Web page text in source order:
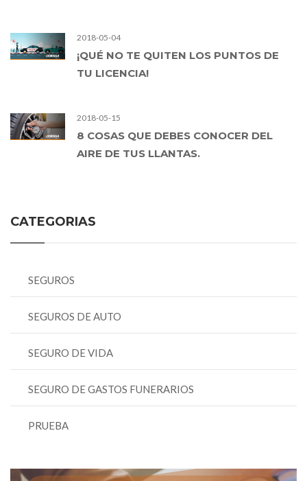
2018-05-04
¡QUÉ NO TE QUITEN LOS PUNTOS DE
TU LICENCIA!
2018-05-15
8 COSAS QUE DEBES CONOCER DEL
AIRE DE TUS LLANTAS.
CATEGORIAS
SEGUROS
SEGUROS DE AUTO
SEGURO DE VIDA
SEGURO DE GASTOS FUNERARIOS
PRUEBA